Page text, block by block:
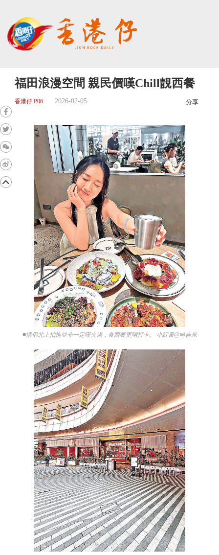
福田浪漫空間 親民價嘆Chill靚西餐
香港仔 P06 2026-02-05 分享
■情侶北上拍拖並非一定嘆火鍋，食西餐更啱打卡。 小紅書@哈吉米